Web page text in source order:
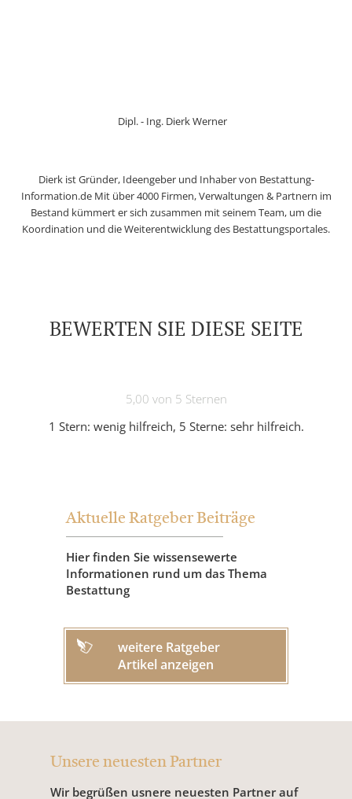
Dipl. - Ing. Dierk Werner
Dierk ist Gründer, Ideengeber und Inhaber von Bestattung-
Information.de Mit über 4000 Firmen, Verwaltungen & Partnern im
Bestand kümmert er sich zusammen mit seinem Team, um die
Koordination und die Weiterentwicklung des Bestattungsportales.
BEWERTEN SIE DIESE SEITE
5,00 von 5 Sternen
1 Stern: wenig hilfreich, 5 Sterne: sehr hilfreich.
Aktuelle Ratgeber Beiträge
Hier finden Sie wissensewerte
Informationen rund um das Thema
Bestattung
weitere Ratgeber
Artikel anzeigen
Unsere neuesten Partner
Wir begrüßen usnere neuesten Partner auf